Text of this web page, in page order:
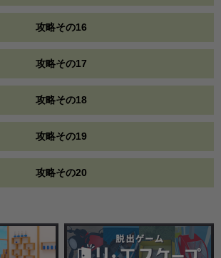
攻略その16
攻略その17
攻略その18
攻略その19
攻略その20